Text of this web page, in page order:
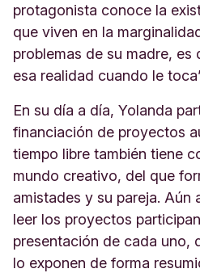
protagonista conoce la
que viven en la
problemas de su madre, es
esa realidad cuando le
En su día a día, Yolanda
financiación de proyectos
tiempo libre también tiene
mundo creativo, del que
amistades y su pareja. Aún
leer los proyectos
presentación de cada uno,
lo exponen de forma